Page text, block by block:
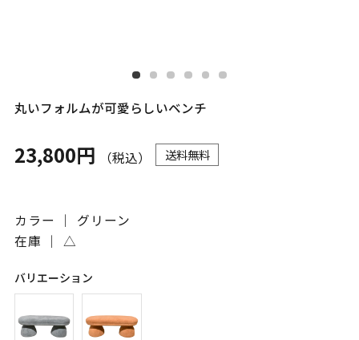
丸いフォルムが可愛らしいベンチ
23,800円 （税込） 送料無料
カラー ｜ グリーン
在庫 ｜ △
バリエーション